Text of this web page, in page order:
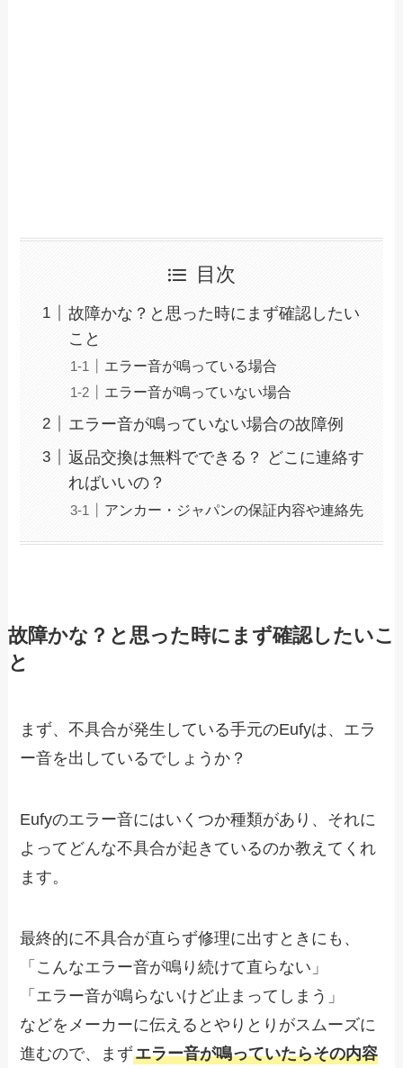
目次
故障かな？と思った時にまず確認したい
こと
エラー音が鳴っている場合
エラー音が鳴っていない場合
エラー音が鳴っていない場合の故障例
返品交換は無料でできる？ どこに連絡す
ればいいの？
アンカー・ジャパンの保証内容や連絡先
故障かな？と思った時にまず確認したいこ
と
まず、不具合が発生している手元のEufyは、エラ
ー音を出しているでしょうか？
Eufyのエラー音にはいくつか種類があり、それに
よってどんな不具合が起きているのか教えてくれ
ます。
最終的に不具合が直らず修理に出すときにも、
「こんなエラー音が鳴り続けて直らない」
「エラー音が鳴らないけど止まってしまう」
などをメーカーに伝えるとやりとりがスムーズに
進むので、まずエラー音が鳴っていたらその内容